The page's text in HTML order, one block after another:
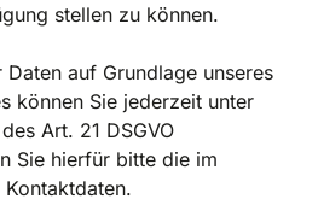
stellen zu können.
auf Grundlage unseres
können Sie jederzeit unter
Art. 21 DSGVO
Sie hierfür bitte die im
Kontaktdaten.